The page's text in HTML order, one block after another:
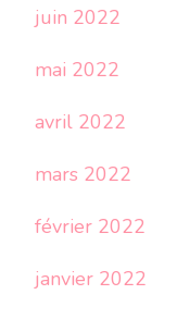
juin 2022
mai 2022
avril 2022
mars 2022
février 2022
janvier 2022